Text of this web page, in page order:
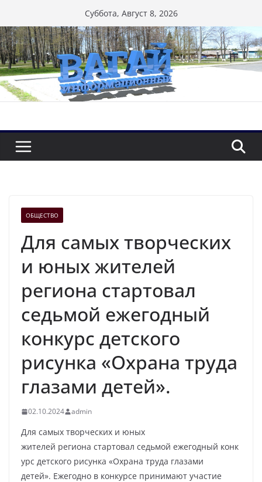
к
содержимому
Суббота, Август 8, 2026
ОБЩЕСТВО
Для самых творческих
и юных жителей
региона стартовал
седьмой ежегодный
конкурс детского
рисунка «Охрана труда
глазами детей».
02.10.2024 admin
Для самых творческих и юных
жителей региона стартовал седьмой ежегодный конк
урс детского рисунка «Охрана труда глазами
детей». Ежегодно в конкурсе принимают участие